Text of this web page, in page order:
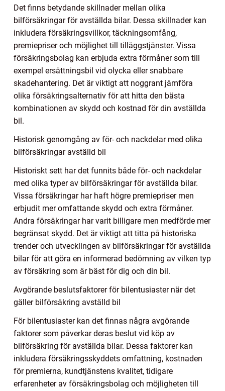
Det finns betydande skillnader mellan olika
bilförsäkringar för avställda bilar. Dessa skillnader kan
inkludera försäkringsvillkor, täckningsomfång,
premiepriser och möjlighet till tilläggstjänster. Vissa
försäkringsbolag kan erbjuda extra förmåner som till
exempel ersättningsbil vid olycka eller snabbare
skadehantering. Det är viktigt att noggrant jämföra
olika försäkringsalternativ för att hitta den bästa
kombinationen av skydd och kostnad för din avställda
bil.
Historisk genomgång av för- och nackdelar med olika
bilförsäkringar avställd bil
Historiskt sett har det funnits både för- och nackdelar
med olika typer av bilförsäkringar för avställda bilar.
Vissa försäkringar har haft högre premiepriser men
erbjudit mer omfattande skydd och extra förmåner.
Andra försäkringar har varit billigare men medförde mer
begränsat skydd. Det är viktigt att titta på historiska
trender och utvecklingen av bilförsäkringar för avställda
bilar för att göra en informerad bedömning av vilken typ
av försäkring som är bäst för dig och din bil.
Avgörande beslutsfaktorer för bilentusiaster när det
gäller bilförsäkring avställd bil
För bilentusiaster kan det finnas några avgörande
faktorer som påverkar deras beslut vid köp av
bilförsäkring för avställda bilar. Dessa faktorer kan
inkludera försäkringsskyddets omfattning, kostnaden
för premierna, kundtjänstens kvalitet, tidigare
erfarenheter av försäkringsbolag och möjligheten till